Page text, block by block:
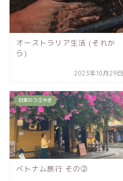
オーストラリア生活 (それか
ら)
2023年10月29日
日常のつぶやき
ベトナム旅行 その②